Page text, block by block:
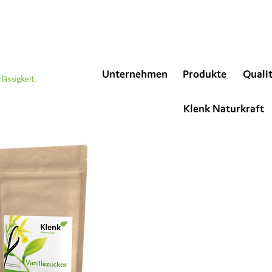
Unternehmen Produkte
Klenk Naturkraft